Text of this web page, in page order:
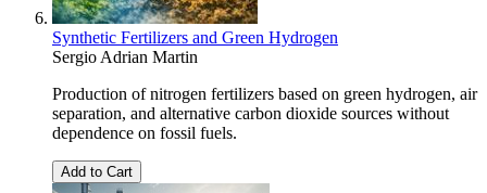
Synthetic Fertilizers and Green Hydrogen
Sergio Adrian Martin
Production of nitrogen fertilizers based on green hydrogen, air
separation, and alternative carbon dioxide sources without
dependence on fossil fuels.
Add to Cart